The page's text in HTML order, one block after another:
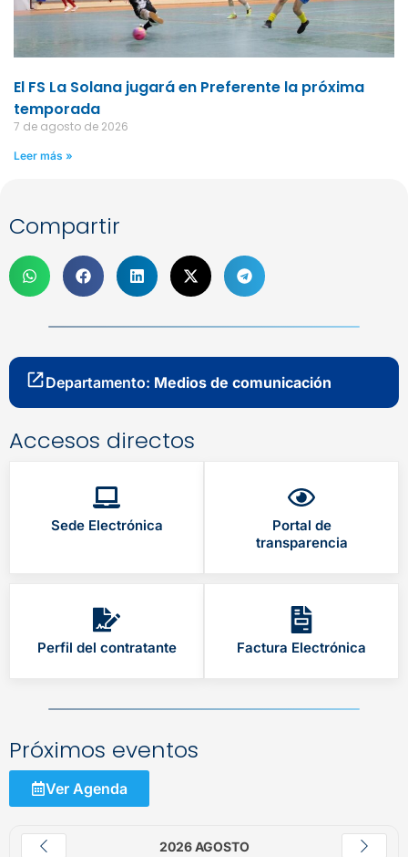
El FS La Solana jugará en Preferente la próxima
temporada
7 de agosto de 2026
Leer más »
Compartir
Departamento: Medios de comunicación
Accesos directos
Sede Electrónica
Portal de
transparencia
Perfil del contratante Factura Electrónica
Próximos eventos
Ver Agenda
2026 AGOSTO